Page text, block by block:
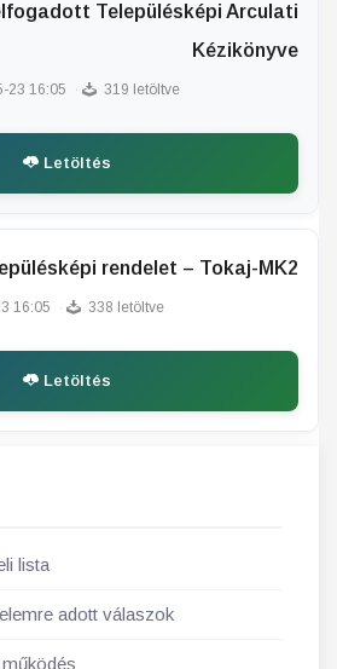
Településképi Arculati
Kézikönyve
23 16:05 319 letöltve
Letöltés
rendelet – Tokaj-MK2
16:05 338 letöltve
Letöltés
lista
adott válaszok